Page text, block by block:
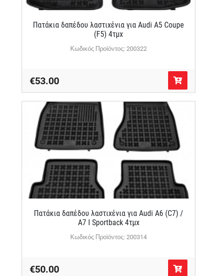
Πατάκια δαπέδου λαστιχένια για Audi A5 Coupe
(F5) 4τμχ
Κωδικός Προϊόντος: 200322
€53.00
Πατάκια δαπέδου λαστιχένια για Audi A6 (C7) /
A7 I Sportback 4τμχ
Κωδικός Προϊόντος: 200314
€50.00